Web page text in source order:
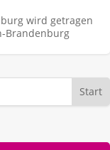
wird getragen
Brandenburg
Start